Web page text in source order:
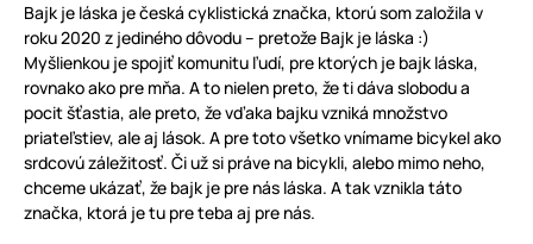
Bajk je láska je česká cyklistická značka, ktorú som založila v
roku 2020 z jediného dôvodu – pretože Bajk je láska :)
Myšlienkou je spojiť komunitu ľudí, pre ktorých je bajk láska,
rovnako ako pre mňa. A to nielen preto, že ti dáva slobodu a
pocit šťastia, ale preto, že vďaka bajku vzniká množstvo
priateľstiev, ale aj lások. A pre toto všetko vnímame bicykel ako
srdcovú záležitosť. Či už si práve na bicykli, alebo mimo neho,
chceme ukázať, že bajk je pre nás láska. A tak vznikla táto
značka, ktorá je tu pre teba aj pre nás.